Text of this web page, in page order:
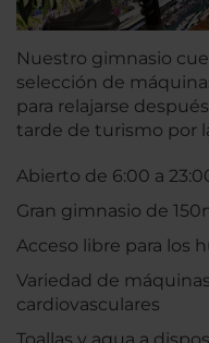
Nuestro gimnasio
selección de
para relajarse
tarde de turismo por
Abierto de 6:00 a
Gran gimnasio de
Acceso libre para los
Variedad de
cardiovasculares